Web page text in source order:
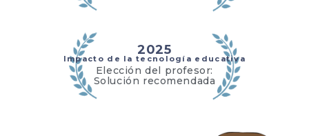
2025
Impacto de la tecnología educativa
Elección del profesor:
Solución recomendada